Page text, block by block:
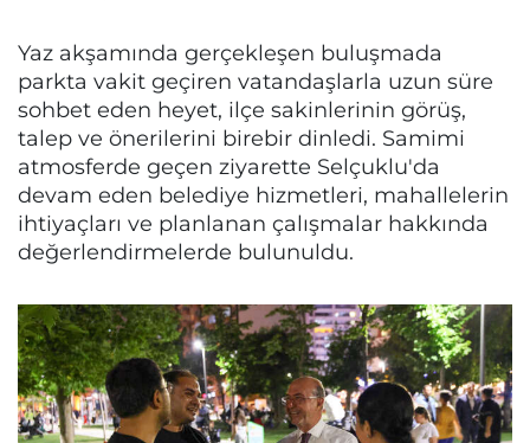
Yaz akşamında gerçekleşen buluşmada
parkta vakit geçiren vatandaşlarla uzun süre
sohbet eden heyet, ilçe sakinlerinin görüş,
talep ve önerilerini birebir dinledi. Samimi
atmosferde geçen ziyarette Selçuklu'da
devam eden belediye hizmetleri, mahallelerin
ihtiyaçları ve planlanan çalışmalar hakkında
değerlendirmelerde bulunuldu.